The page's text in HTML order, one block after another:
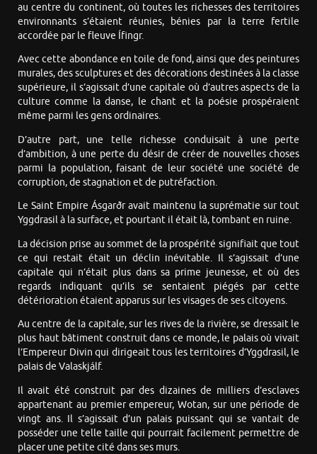
au centre du continent, où toutes les richesses des territoires
environnants s’étaient réunies, bénies par la terre fertile
accordée par le fleuve Ífingr.
Avec cette abondance en toile de fond, ainsi que des peintures
murales, des sculptures et des décorations destinées à la classe
supérieure, il s’agissait d’une capitale où d’autres aspects de la
culture comme la danse, le chant et la poésie prospéraient
même parmi les gens ordinaires.
D’autre part, une telle richesse conduisait à une perte
d’ambition, à une perte du désir de créer de nouvelles choses
parmi la population, faisant de leur société une société de
corruption, de stagnation et de putréfaction.
Le Saint Empire Ásgarðr avait maintenu la suprématie sur tout
Yggdrasil à la surface, et pourtant il était là, tombant en ruine.
La décision prise au sommet de la prospérité signifiait que tout
ce qui restait était un déclin inévitable. Il s’agissait d’une
capitale qui n’était plus dans sa prime jeunesse, et où des
regards indiquant qu’ils se sentaient piégés par cette
détérioration étaient apparus sur les visages de ses citoyens.
Au centre de la capitale, sur les rives de la rivière, se dressait le
plus haut bâtiment construit dans ce monde, le palais où vivait
l’Empereur Divin qui dirigeait tous les territoires d’Yggdrasil, le
palais de Valaskjálf.
Il avait été construit par des dizaines de milliers d’esclaves
appartenant au premier empereur, Wotan, sur une période de
vingt ans. Il s’agissait d’un palais puissant qui se vantait de
posséder une telle taille qui pourrait facilement permettre de
placer une petite cité dans ses murs.